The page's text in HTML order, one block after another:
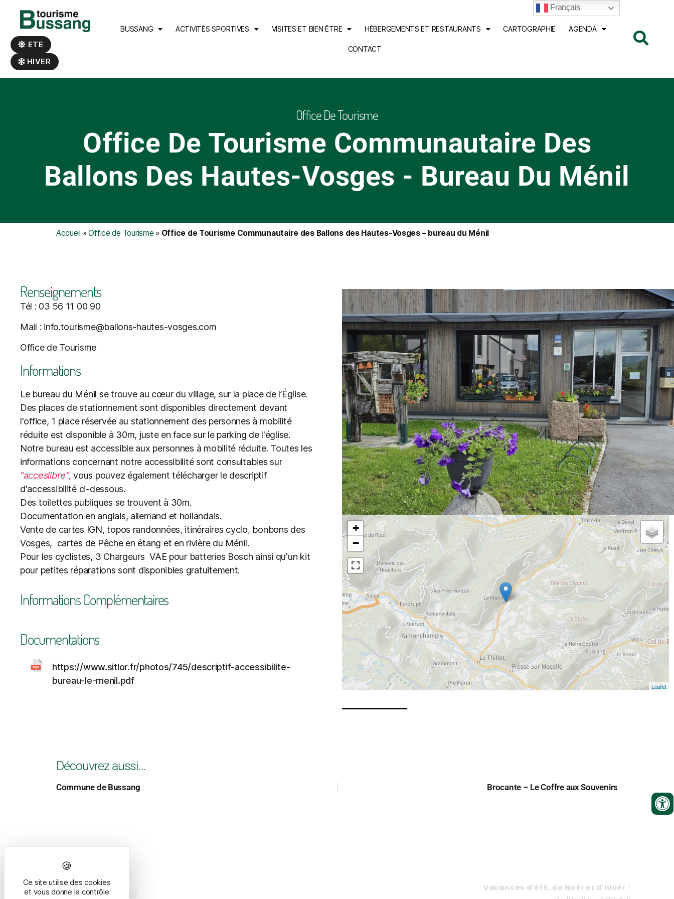
ETE
HIVER
BUSSANG ACTIVITÉS SPORTIVES VISITES ET BIEN ÊTRE HÉBERGEMENTS ET RESTAURANTS CARTOGRAPHIE AGENDA
CONTACT
Office De Tourisme
Office De Tourisme Communautaire Des
Ballons Des Hautes-Vosges - Bureau Du Ménil
Accueil »Office de Tourisme » Office de Tourisme Communautaire des Ballons des Hautes-Vosges – bureau du Ménil
Renseignements
Tél : 03 56 11 00 90
Mail : info.tourisme@ballons-hautes-vosges.com
Office de Tourisme
Informations
Le bureau du Ménil se trouve au cœur du village, sur la place de l’Église.
Des places de stationnement sont disponibles directement devant
l'office, 1 place réservée au stationnement des personnes à mobilité
réduite est disponible à 30m, juste en face sur le parking de l'église.
Notre bureau est accessible aux personnes à mobilité réduite. Toutes les
informations concernant notre accessibilité sont consultables sur
"acceslibre", vous pouvez également télécharger le descriptif
d'accessibilité ci-dessous.
Des toilettes publiques se trouvent à 30m.
Documentation en anglais, allemand et hollandais.
Vente de cartes IGN, topos randonnées, itinéraires cyclo, bonbons des
Vosges, cartes de Pêche en étang et en rivière du Ménil.
Pour les cyclistes, 3 Chargeurs VAE pour batteries Bosch ainsi qu'un kit
pour petites réparations sont disponibles gratuitement.
Informations Complémentaires
Documentations
https://www.sitlor.fr/photos/745/descriptif-accessibilite-
bureau-le-menil.pdf
+
−
Leaflet
Découvrez aussi...
Commune de Bussang Brocante – Le Coffre aux Souvenirs
Vacances d'été, de Noël et d'hiver :
Français
Ce site utilise des cookies
et vous donne le contrôle